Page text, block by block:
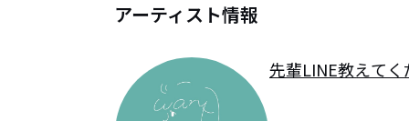
アーティスト情報
先輩LINE教えてく